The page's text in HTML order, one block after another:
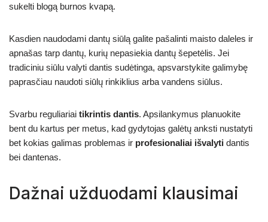
sukelti blogą burnos kvapą.
Kasdien naudodami dantų siūlą galite pašalinti maisto daleles ir
apnašas tarp dantų, kurių nepasiekia dantų šepetėlis. Jei
tradiciniu siūlu valyti dantis sudėtinga, apsvarstykite galimybę
paprasčiau naudoti siūlų rinkiklius arba vandens siūlus.
Svarbu reguliariai tikrintis dantis. Apsilankymus planuokite
bent du kartus per metus, kad gydytojas galėtų anksti nustatyti
bet kokias galimas problemas ir profesionaliai išvalyti dantis
bei dantenas.
Dažnai užduodami klausimai